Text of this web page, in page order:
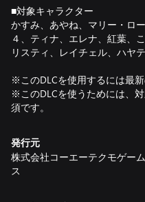
■対象キャラクター
かすみ、あやね、マリー・ロ
４、ティナ、エレナ、紅葉、
リスティ、レイチェル、ハヤ
※このDLCを使用するには最
※このDLCを使うためには、
須です。
発行元
株式会社コーエーテクモゲーム
ス